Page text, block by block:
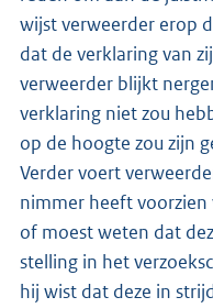
wijst verweerder erop
dat de verklaring van
verweerder blijkt
verklaring niet zou
op de hoogte zou zijn
Verder voert
nimmer heeft
of moest weten dat
stelling in het
hij wist dat deze in